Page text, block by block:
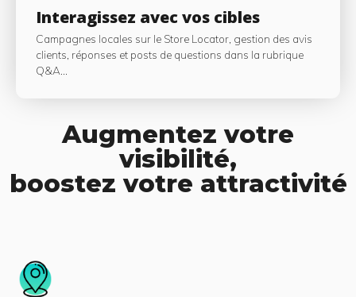
Interagissez avec vos cibles
Campagnes locales sur le Store Locator, gestion des avis
clients, réponses et posts de questions dans la rubrique
Q&A...
Augmentez votre
visibilité,
boostez votre attractivité